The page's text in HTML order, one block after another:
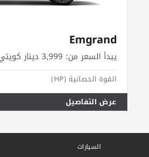
Emgrand
يبدأ السعر من:
القوة الحصانية (HP)
عرض التفاصيل
السيارات